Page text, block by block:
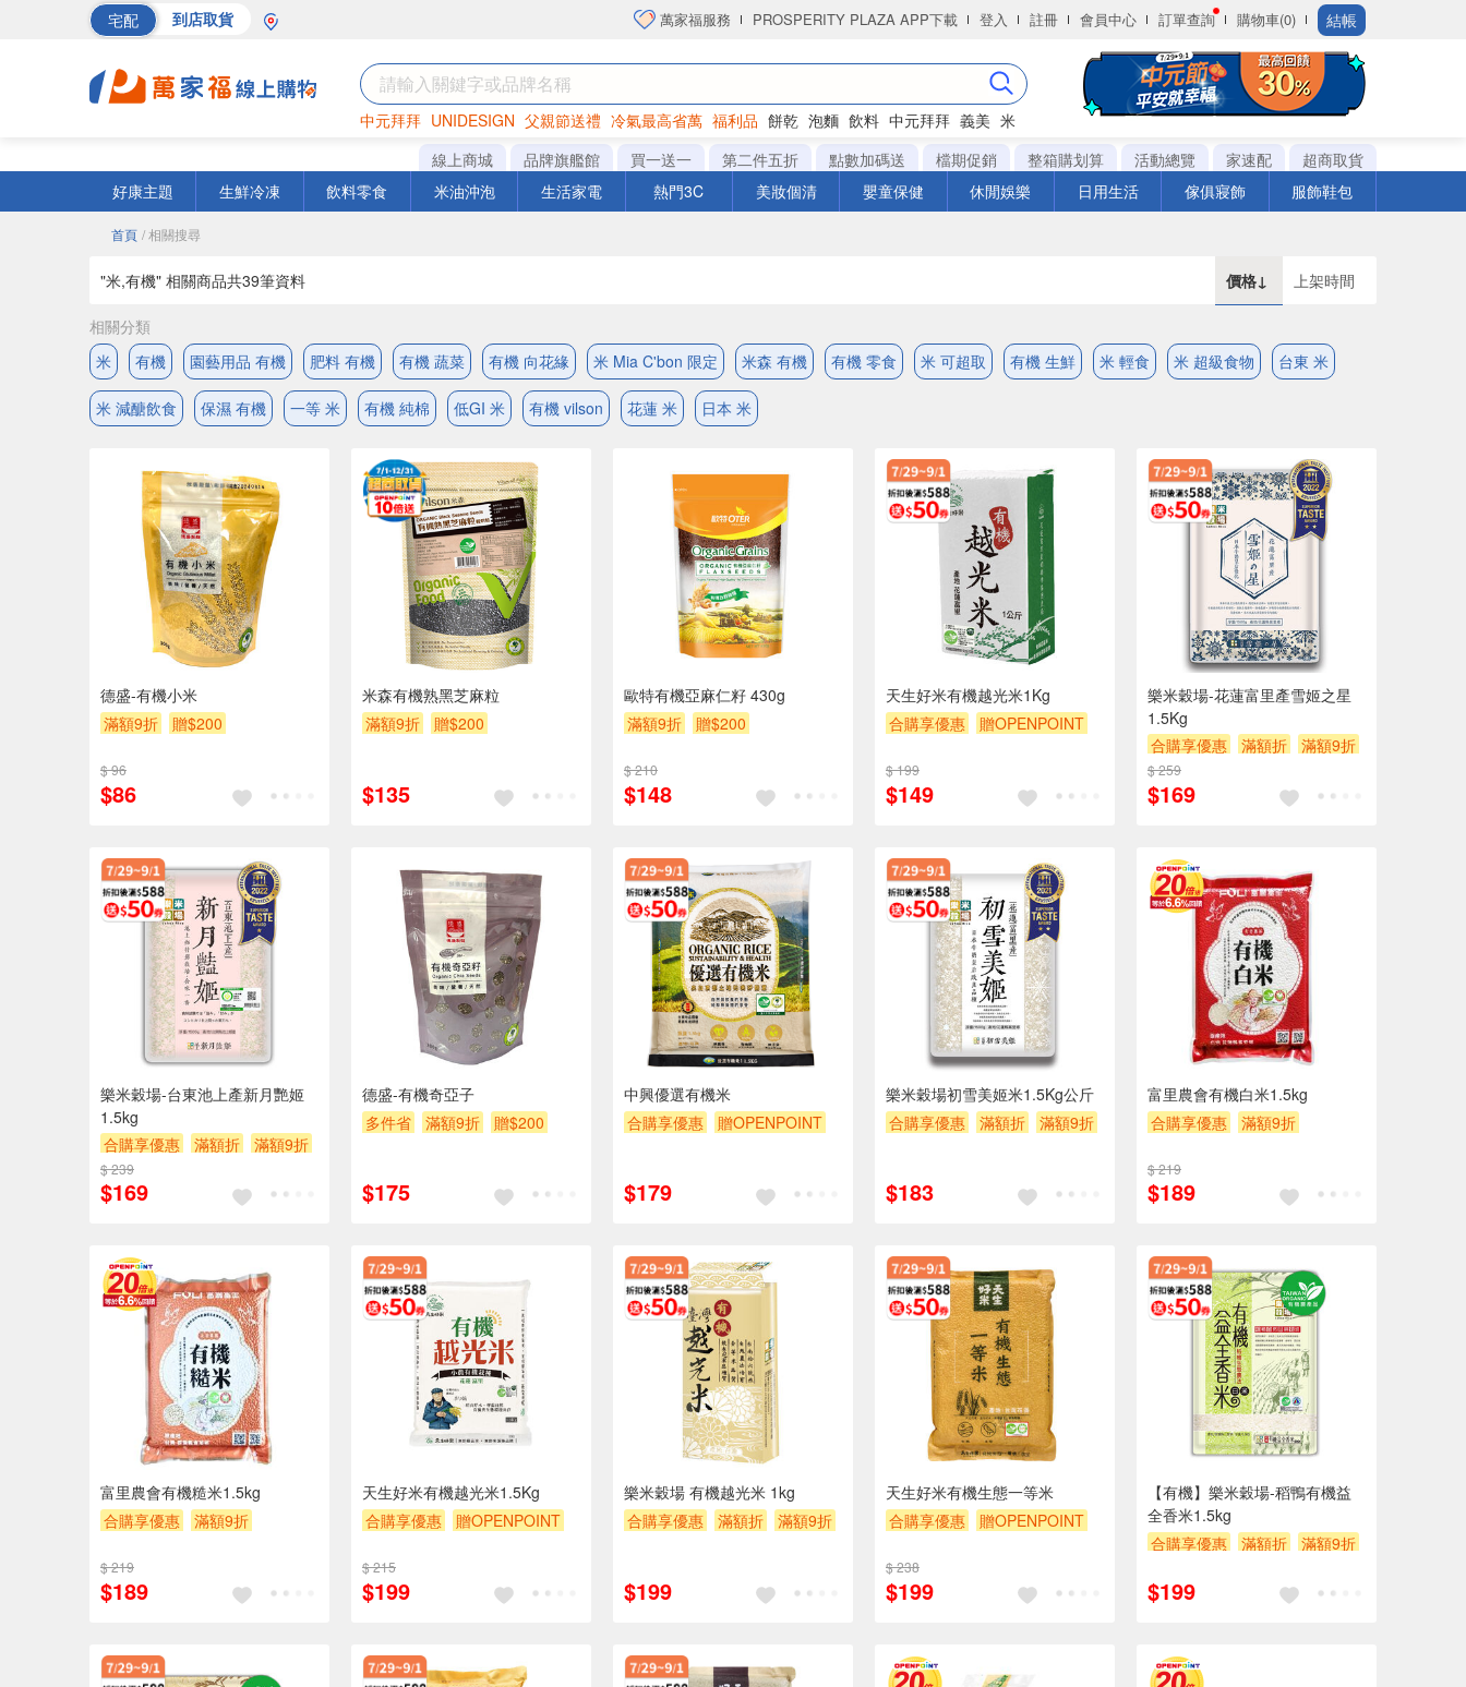
宅配 到店取貨 萬家福服務 PROSPERITY PLAZA APP下載 登入 註冊 會員中心 訂單查詢 購物車(0) 結帳
中元拜拜 UNIDESIGN 父親節送禮 冷氣最高省萬 福利品 餅乾 泡麵 飲料 中元拜拜 義美 米
罐頭 海苔 洋芋片
線上商城 品牌旗艦館 買一送一 第二件五折 點數加碼送 檔期促銷 整箱購划算 活動總覽 家速配
超商取貨
好康主題
生鮮冷凍 飲料零食 米油沖泡 生活家電 熱門3C 美妝個清 嬰童保健 休閒娛樂 日用生活 傢俱寢飾 服飾鞋包
首頁 / 相關搜尋
"米,有機" 相關商品共39筆資料 價格↓ 上架時間
相關分類
米
有機 園藝用品 有機 肥料 有機 有機 蔬菜 有機 向花緣 米 Mia C'bon 限定 米森 有機 有機 零食 米 可超取 有機 生鮮 米 輕食 米 超級食物 台東 米
米 減醣飲食 保濕 有機 一等 米 有機 純棉 低GI 米 有機 vilson 花蓮 米 日本 米
德盛-有機小米
滿額9折
贈$200
$ 96
$86
米森有機熟黑芝麻粒
滿額9折
贈$200
$135
歐特有機亞麻仁籽 430g
滿額9折
贈$200
$ 210
$148
天生好米有機越光米1Kg
合購享優惠
贈OPENPOINT
$ 199
$149
樂米穀場-花蓮富里產雪姬之星
1.5Kg
合購享優惠
滿額折
滿額9折
滿額贈券
$ 259
$169
樂米穀場-台東池上產新月艷姬
1.5kg
合購享優惠
滿額折
滿額9折
滿額贈券
$ 239
$169
德盛-有機奇亞子
多件省
滿額9折 贈$200
$175
中興優選有機米
合購享優惠
贈OPENPOINT
$179
樂米穀場初雪美姬米1.5Kg公斤
合購享優惠
滿額折
滿額9折
$183
富里農會有機白米1.5kg
合購享優惠
滿額9折
$ 219
$189
富里農會有機糙米1.5kg
合購享優惠
滿額9折
$ 219
$189
天生好米有機越光米1.5Kg
合購享優惠
贈OPENPOINT
$ 215
$199
樂米穀場 有機越光米 1kg
合購享優惠
滿額折
滿額9折
$199
天生好米有機生態一等米
合購享優惠
贈OPENPOINT
$ 238
$199
【有機】樂米穀場-稻鴨有機益
全香米1.5kg
合購享優惠
滿額折
滿額9折
$199